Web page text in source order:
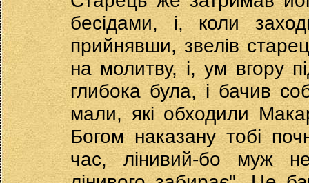
бесідами, і, коли
прийнявши, звелів
на молитву, і, ум вгору
глибока була, і бачив
мали, які обходили
Богом наказану тобі
час, лінивий-бо муж